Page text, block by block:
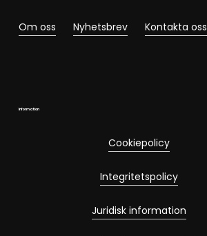
Om oss Nyhetsbrev Kontakta oss
Information
Cookiepolicy
Integritetspolicy
Juridisk information